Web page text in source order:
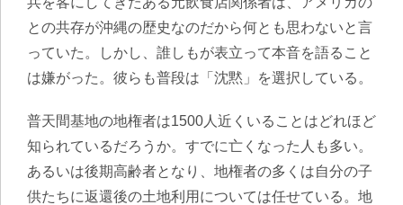
との共存が沖縄の歴史なのだから何とも思わないと言
っていた。しかし、誰しもが表立って本音を語ること
は嫌がった。彼らも普段は「沈黙」を選択している。
普天間基地の地権者は1500人近くいる ことはどれほど
知られているだろうか。すでに亡くなった人も多い。
あるいは後期高齢者となり、地権者の多くは自分の子
供たちに返還後の土地利用については任せている。地